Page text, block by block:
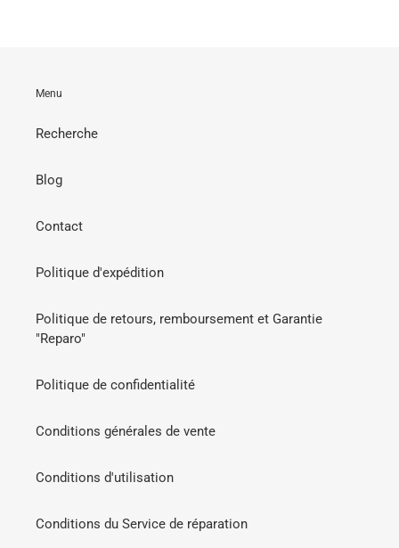
Menu
Recherche
Blog
Contact
Politique d'expédition
Politique de retours, remboursement et Garantie
"Reparo"
Politique de confidentialité
Conditions générales de vente
Conditions d'utilisation
Conditions du Service de réparation